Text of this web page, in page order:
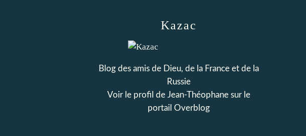
Kazac
Blog des amis de Dieu, de la France et de la
Russie
Voir le profil de Jean-Théophanesur le
portail Overblog